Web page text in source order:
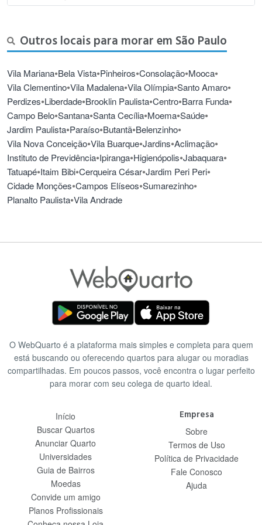
Outros locais para morar em São Paulo
Vila Mariana•Bela Vista•Pinheiros•Consolação•Mooca•
Vila Clementino•Vila Madalena•Vila Olímpia•Santo Amaro•
Perdizes•Liberdade•Brooklin Paulista•Centro•Barra Funda•
Campo Belo•Santana•Santa Cecília•Moema•Saúde•
Jardim Paulista•Paraíso•Butantã•Belenzinho•
Vila Nova Conceição•Vila Buarque•Jardins•Aclimação•
Instituto de Previdência•Ipiranga•Higienópolis•Jabaquara•
Tatuapé•Itaim Bibi•Cerqueira César•Jardim Peri Peri•
Cidade Monções•Campos Elíseos•Sumarezinho•
Planalto Paulista•Vila Andrade
O WebQuarto é a plataforma mais simples e completa para quem
está buscando ou oferecendo quartos para alugar ou moradias
compartilhadas. Em poucos passos, você encontra o lugar perfeito
para morar com seu colega de quarto ideal.
Início
Buscar Quartos
Anunciar Quarto
Universidades
Guia de Bairros
Moedas
Convide um amigo
Planos Profissionais
Empresa
Sobre
Termos de Uso
Política de Privacidade
Fale Conosco
Ajuda